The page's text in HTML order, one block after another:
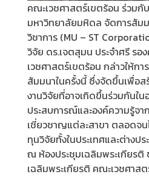
คณะเวชศาสตร์เขตร้อน ร่วม
มหาวิทยาลัยมหิดล จัดการสัม
วิชาการ (MU – ST
วิจัย ดร.เจตสุมน ประจำศรี ร
เวชศาสตร์เขตร้อน กล่าวให้ก
สัมมนาในครั้งนี้ ซึ่งจัดขึ้นเพื่อส
งานวิจัยที่อาจเกิดขึ้นร่วมกันใ
ประสบการณ์และองค์ความรู้จ
เชี่ยวชาญแต่ละสาขา ตลอดจน
ทุนวิจัยทั้งในประเทศและต่างป
ณ ห้องประชุมเฉลิมพระเกียรติ
เฉลิมพระเกียรติ คณะเวชศาส